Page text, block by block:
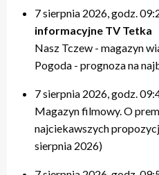
7 sierpnia 2026, godz.
informacyjne TV Tetka
Nasz Tczew - magazyn
Pogoda - prognoza na
7 sierpnia 2026, godz.
Magazyn filmowy. O
najciekawszych
sierpnia 2026)